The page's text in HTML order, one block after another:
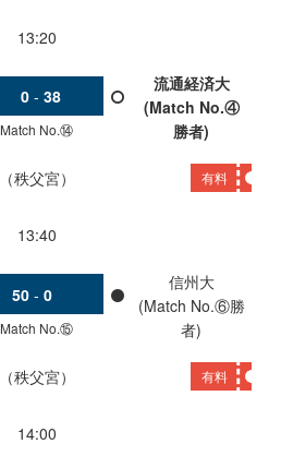
13:20
0 - 38
Match No.⑭
流通経済大
(Match No.④
勝者)
秩父宮 有料
13:40
50 - 0
Match No.⑮
信州大
(Match No.⑥勝
者)
秩父宮 有料
14:00